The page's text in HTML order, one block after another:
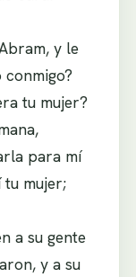
y le
conmigo?
tu mujer?
para mí
tu mujer;
a su gente
y a su